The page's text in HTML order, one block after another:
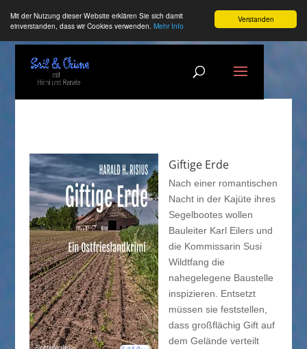
Verstanden
Mit der Nutzung dieser Website erklären Sie sich damit
einverstanden, dass wir Cookies verwenden. Mehr Info
Giftige Erde
Nach einer romantischen
Nacht in der Kajüte ihres
Segelbootes wollen
Bauleiter Karl Eilers und
die Kommissarin Susi
Wildtfang die
nahegelegene Baustelle
inspizieren. Entsetzt
müssen sie feststellen,
dass großflächig Gift auf
dem Gelände verteilt